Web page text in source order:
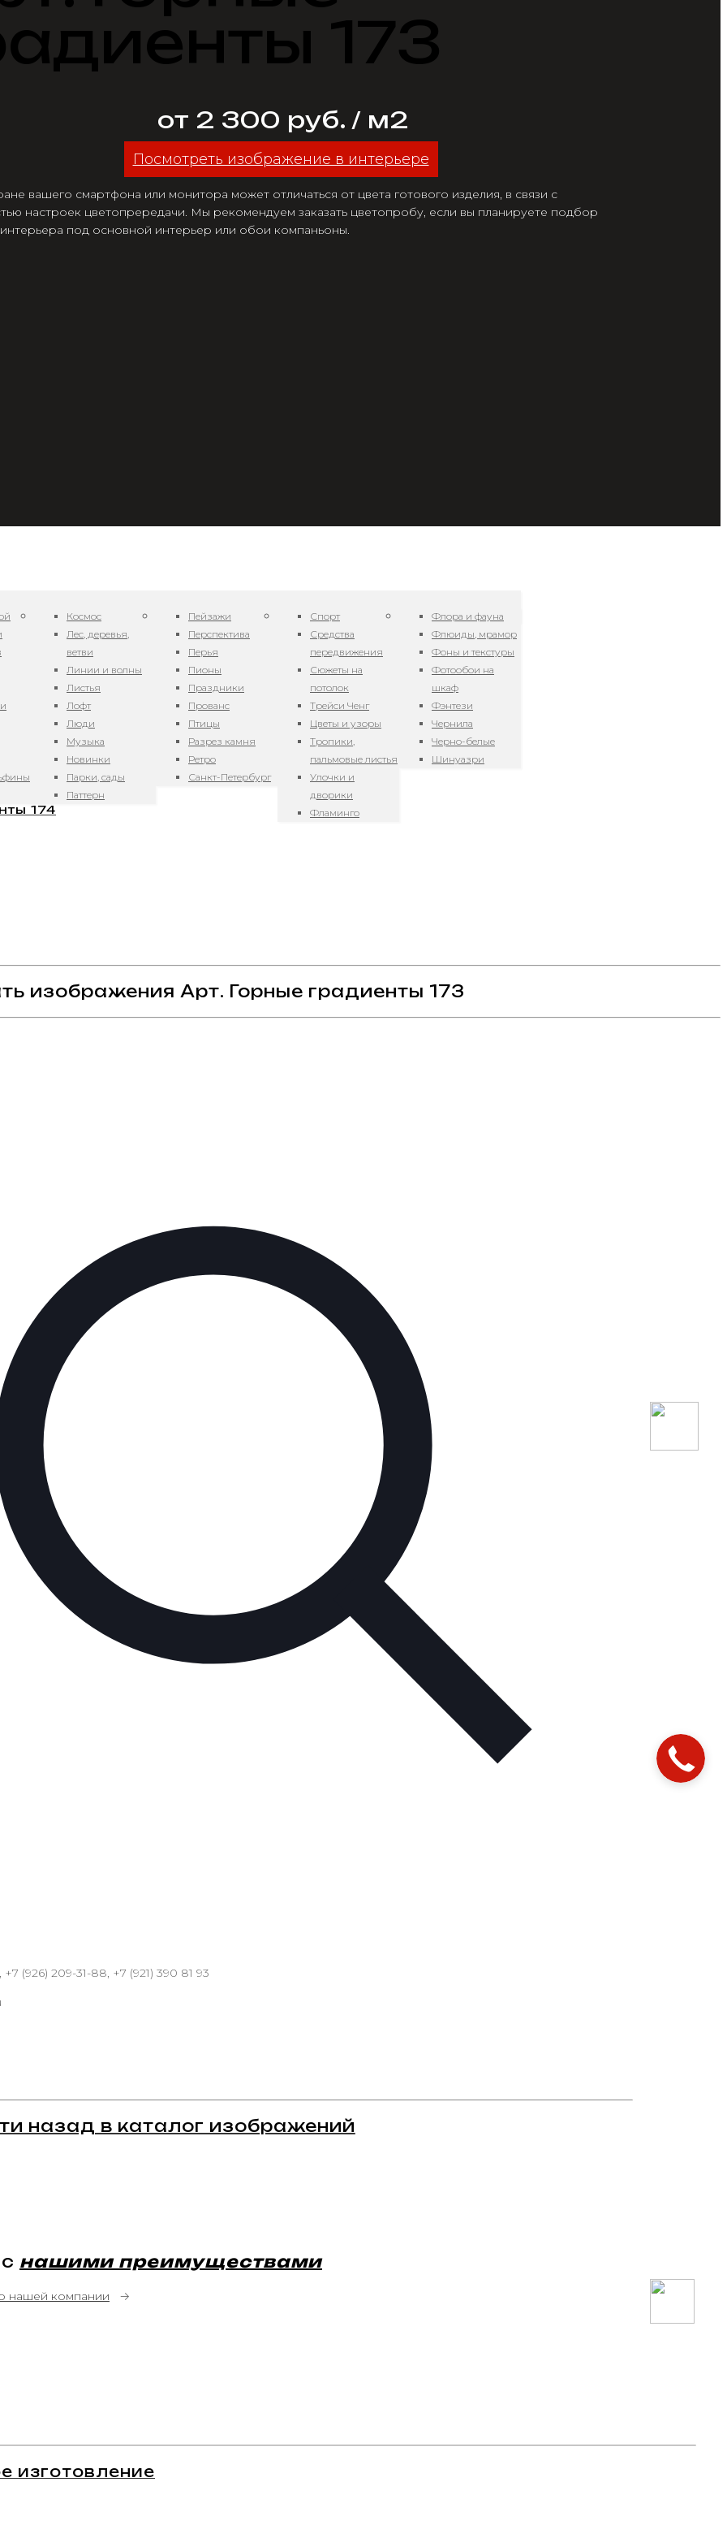
Космос
Лес, деревья,
ветви
Линии и волны
Листья
Лофт
Люди
Музыка
Новинки
Парки, сады
Паттерн
Пейзажи
Перспектива
Перья
Пионы
Праздники
Прованс
Птицы
Разрез камня
Ретро
Санкт-Петербург
Спорт
Средства
передвижения
Сюжеты на
потолок
Трейси Ченг
Цветы и узоры
Тропики,
пальмовые листья
Улочки и
дворики
Фламинго
Флора и фауна
Флюиды, мрамор
Фоны и текстуры
Фотообои на
шкаф
Фэнтези
Чернила
Черно-белые
Шинуазри
173
от 2 300 руб. / м2
Посмотреть изображение в интерьере
вашего смартфона или монитора может отличаться от цвета готового изделия, в связи с
настроек цветопрередачи. Мы рекомендуем заказать цветопробу, если вы планируете подбор
под основной интерьер или обои компаньоны.
172
174
изображения Арт. Горные градиенты 173
(926) 209-31-88, +7 (921) 390 81 93
назад в каталог изображений
нашими преимуществами
нашей компании →
изготовление